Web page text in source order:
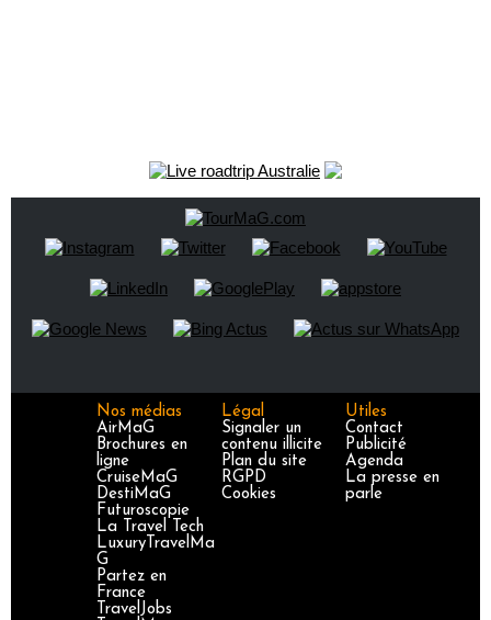
Nos médias
AirMaG
Brochures en
ligne
CruiseMaG
DestiMaG
Futuroscopie
La Travel Tech
LuxuryTravelMa
G
Partez en
France
TravelJobs
Légal
Signaler un
contenu illicite
Plan du site
RGPD
Cookies
Utiles
Contact
Publicité
Agenda
La presse en
parle